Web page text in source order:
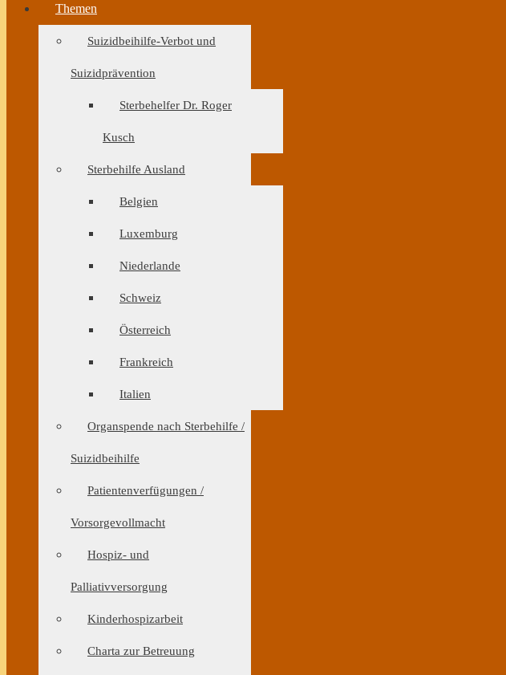
Themen
Suizidbeihilfe-Verbot und
Suizidprävention
Sterbehelfer Dr. Roger
Kusch
Sterbehilfe Ausland
Belgien
Luxemburg
Niederlande
Schweiz
Österreich
Frankreich
Italien
Organspende nach Sterbehilfe /
Suizidbeihilfe
Patientenverfügungen /
Vorsorgevollmacht
Hospiz- und
Palliativversorgung
Kinderhospizarbeit
Charta zur Betreuung